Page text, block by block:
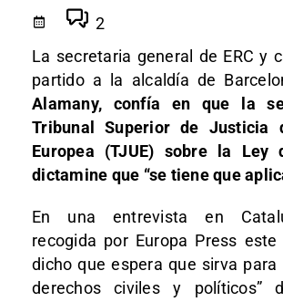
2
La secretaria general de ERC y
partido a la alcaldía de
Alamany, confía en que la
Tribunal Superior de Justicia
Europea (TJUE) sobre la Ley
dictamine que “se tiene que
En una entrevista en
recogida por Europa Press
dicho que espera que sirva para
derechos civiles y políticos”